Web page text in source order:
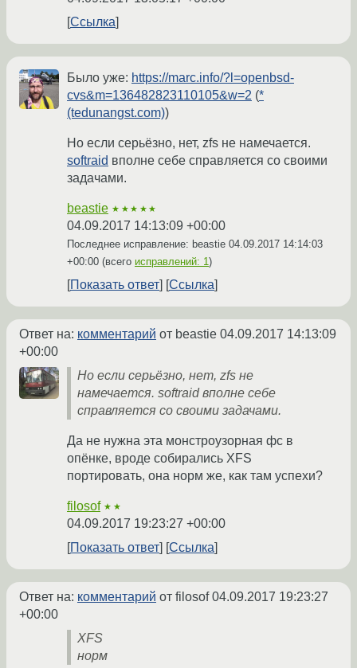
Ссылка
Было уже: https://marc.info/?l=openbsd-
cvs&m=136482823110105&w=2 (*
(tedunangst.com))
Но если серьёзно, нет, zfs не намечается.
softraid вполне себе справляется со своими
задачами.
beastie ★★★★★
04.09.2017 14:13:09 +00:00
Последнее исправление: beastie 04.09.2017 14:14:03
+00:00 (всего исправлений: 1)
Показать ответ Ссылка
Ответ на: комментарий от beastie 04.09.2017 14:13:09
+00:00
Но если серьёзно, нет, zfs не
намечается. softraid вполне себе
справляется со своими задачами.
Да не нужна эта монстроузорная фс в
опёнке, вроде собирались XFS
портировать, она норм же, как там успехи?
filosof ★★
04.09.2017 19:23:27 +00:00
Показать ответ
Ссылка
Ответ на: комментарий от filosof04.09.2017 19:23:27
+00:00
XFS
норм